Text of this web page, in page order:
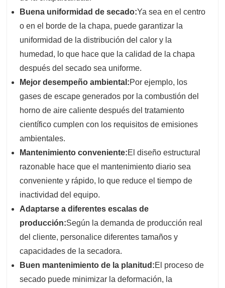
Buena uniformidad de secado:Ya sea en el centro
o en el borde de la chapa, puede garantizar la
uniformidad de la distribución del calor y la
humedad, lo que hace que la calidad de la chapa
después del secado sea uniforme.
Mejor desempeño ambiental:Por ejemplo, los
gases de escape generados por la combustión del
horno de aire caliente después del tratamiento
científico cumplen con los requisitos de emisiones
ambientales.
Mantenimiento conveniente:El diseño estructural
razonable hace que el mantenimiento diario sea
conveniente y rápido, lo que reduce el tiempo de
inactividad del equipo.
Adaptarse a diferentes escalas de
producción:Según la demanda de producción real
del cliente, personalice diferentes tamaños y
capacidades de la secadora.
Buen mantenimiento de la planitud:El proceso de
secado puede minimizar la deformación, la